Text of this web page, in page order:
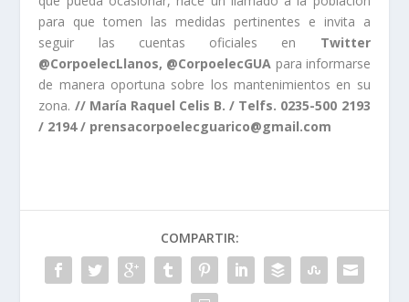
para que tomen las medidas pertinentes e invita a
seguir las cuentas oficiales en Twitter
@CorpoelecLlanos, @CorpoelecGUA para informarse
de manera oportuna sobre los mantenimientos en su
zona. // María Raquel Celis B. / Telfs. 0235-500 2193
/ 2194 / prensacorpoelecguarico@gmail.com
COMPARTIR: